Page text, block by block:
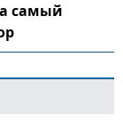
самый